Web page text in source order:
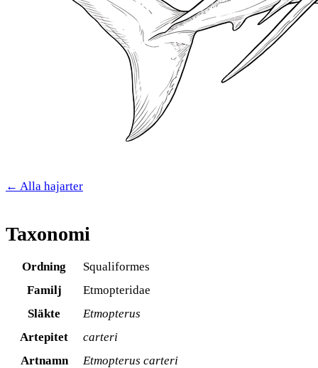
← Alla hajarter
Taxonomi
Ordning
Squaliformes
Familj
Etmopteridae
Släkte
Etmopterus
Artepitet
carteri
Artnamn
Etmopterus carteri